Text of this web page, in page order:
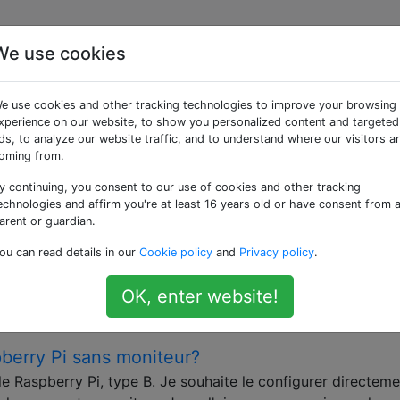
«screen»
du Raspberry Pi. Un écran est généralement
de SSH. N'utilisez pas cette balise pour l'écran GNU du
de NOOBS sans affichage
mais je n'ai pas d'autre écran / clavier disponible
portable. Je trouve assez d'informations sur
pour un Pi, mais vous devez déjà installer un
Pi sans moniteur?
Raspberry Pi, type B. Je souhaite le configurer
use cookies
use cookies and other tracking technologies to improve your browsing
on our website, to show you personalized content and targeted
to analyze our website traffic, and to understand where our visitors
from.
continuing, you consent to our use of cookies and other tracking
and affirm you're at least 16 years old or have consent from a
or guardian.
can read details in our Cookie policy and Privacy policy.
OK, enter website!